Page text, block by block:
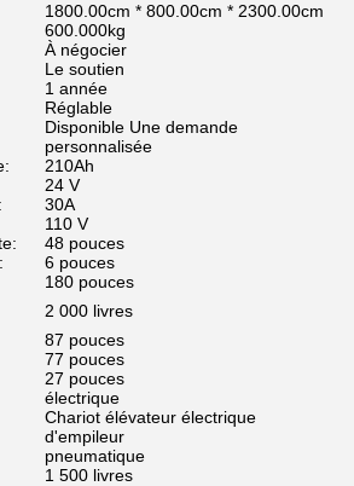
1800.00cm * 800.00cm * 2300.00cm
600.000kg
À négocier
Le soutien
1 année
Réglable
Disponible Une demande
personnalisée
210Ah
24 V
30A
110 V
48 pouces
6 pouces
180 pouces
2 000 livres
87 pouces
77 pouces
27 pouces
électrique
Chariot élévateur électrique
d'empileur
pneumatique
1 500 livres